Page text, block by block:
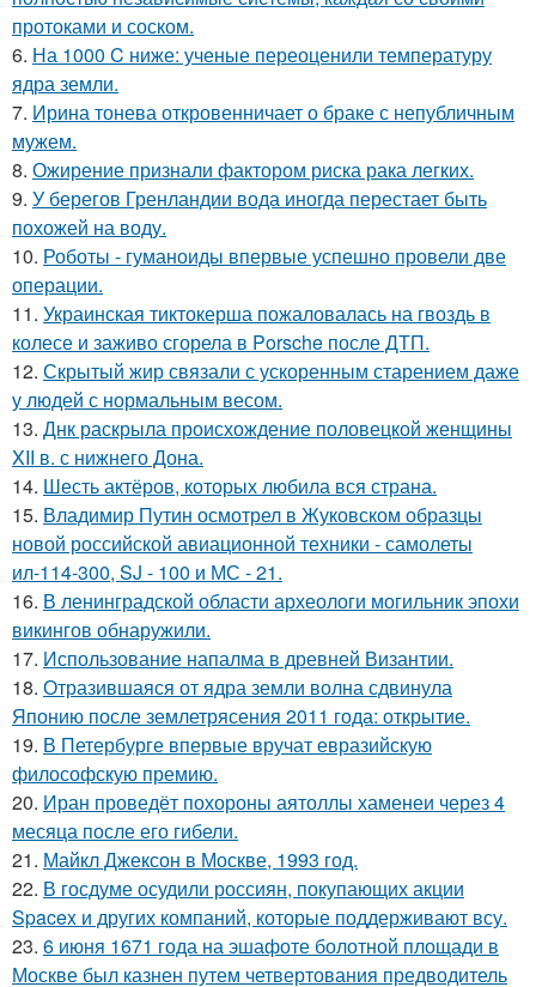
протоками и соском.
6. На 1000 C ниже: ученые переоценили температуру
ядра земли.
7. Ирина тонева откровенничает о браке с непубличным
мужем.
8. Ожирение признали фактором риска рака легких.
9. У берегов Гренландии вода иногда перестает быть
похожей на воду.
10. Роботы - гуманоиды впервые успешно провели две
операции.
11. Украинская тиктокерша пожаловалась на гвоздь в
колесе и заживо сгорела в Porsche после ДТП.
12. Скрытый жир связали с ускоренным старением даже
у людей с нормальным весом.
13. Днк раскрыла происхождение половецкой женщины
XII в. с нижнего Дона.
14. Шесть актёров, которых любила вся страна.
15. Владимир Путин осмотрел в Жуковском образцы
новой российской авиационной техники - самолеты
ил-114-300, SJ - 100 и МС - 21.
16. В ленинградской области археологи могильник эпохи
викингов обнаружили.
17. Использование напалма в древней Византии.
18. Отразившаяся от ядра земли волна сдвинула
Японию после землетрясения 2011 года: открытие.
19. В Петербурге впервые вручат евразийскую
философскую премию.
20. Иран проведёт похороны аятоллы хаменеи через 4
месяца после его гибели.
21. Майкл Джексон в Москве, 1993 год.
22. В госдуме осудили россиян, покупающих акции
Spacex и других компаний, которые поддерживают всу.
23. 6 июня 1671 года на эшафоте болотной площади в
Москве был казнен путем четвертования предводитель